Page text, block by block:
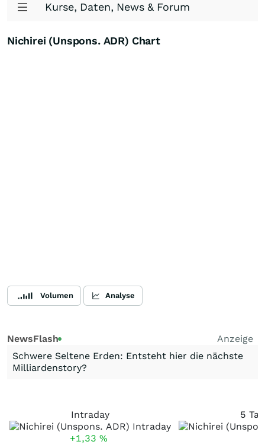
Kurse, Daten, News & Forum
Nichirei (Unspons. ADR) Chart
Volumen Analyse
NewsFlash
Anzeige
Schwere Seltene Erden: Entsteht hier die nächste
Milliardenstory?
Intraday
+1,33 %
5